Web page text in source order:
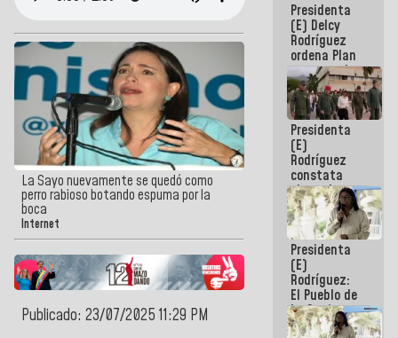
La Sayo nuevamente se quedó como
perro rabioso botando espuma por la
boca
Internet
Publicado: 23/07/2025 11:29 PM
Presidenta
(E) Delcy
Rodríguez
ordena Plan
maestro de
desarrollo
logístico y
turístico
para La
Guaira
Presidenta
(E)
Rodríguez
constata
obras de
rehabilitación
de Escuela
Militar de
Mamo en La
Guaira
Presidenta
(E)
Rodríguez:
El Pueblo de
La Guaira
siempre